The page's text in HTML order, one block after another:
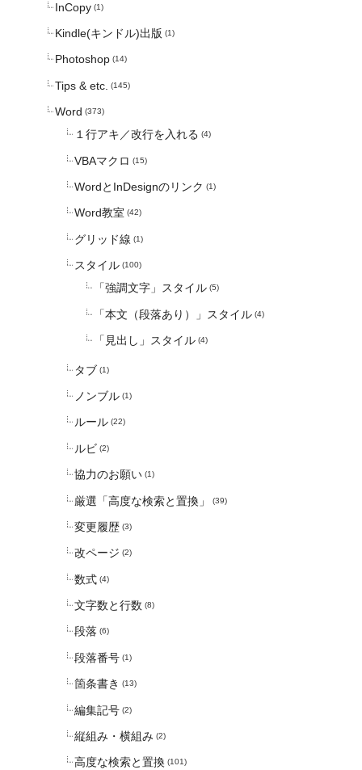
InCopy (1)
Kindle(キンドル)出版 (1)
Photoshop (14)
Tips & etc. (145)
Word (373)
１行アキ／改行を入れる (4)
VBAマクロ (15)
WordとInDesignのリンク (1)
Word教室 (42)
グリッド線 (1)
スタイル (100)
「強調文字」スタイル (5)
「本文（段落あり）」スタイル (4)
「見出し」スタイル (4)
タブ (1)
ノンブル (1)
ルール (22)
ルビ (2)
協力のお願い (1)
厳選「高度な検索と置換」 (39)
変更履歴 (3)
改ページ (2)
数式 (4)
文字数と行数 (8)
段落 (6)
段落番号 (1)
箇条書き (13)
編集記号 (2)
縦組み・横組み (2)
高度な検索と置換 (101)